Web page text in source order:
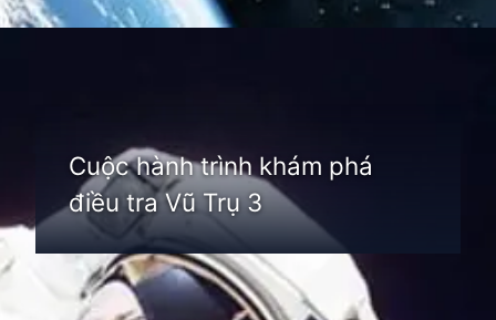
Cuộc hành trình khám phá
điều tra Vũ Trụ 3